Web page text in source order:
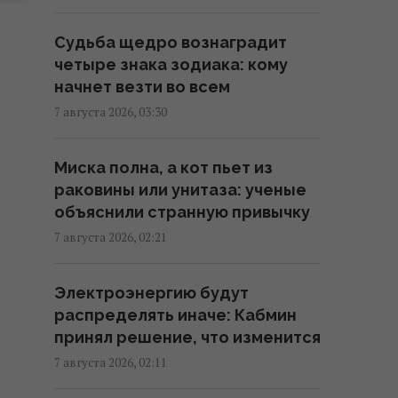
новых телевизоров
00:25 пятница, 07 августа 2026
Зеленского предоставить
ракеты для системы Patriot
00:22 пятница, 07 августа 2026
пальцев на керамике
возрастом 8000 лет: что их
удивило
23:58 четверг, 06 августа 2026
Судьба щедро вознаградит
четыре знака зодиака: кому
начнет везти во всем
7 августа 2026, 03:30
Миска полна, а кот пьет из
раковины или унитаза: ученые
объяснили странную привычку
7 августа 2026, 02:21
Электроэнергию будут
распределять иначе: Кабмин
принял решение, что изменится
7 августа 2026, 02:11